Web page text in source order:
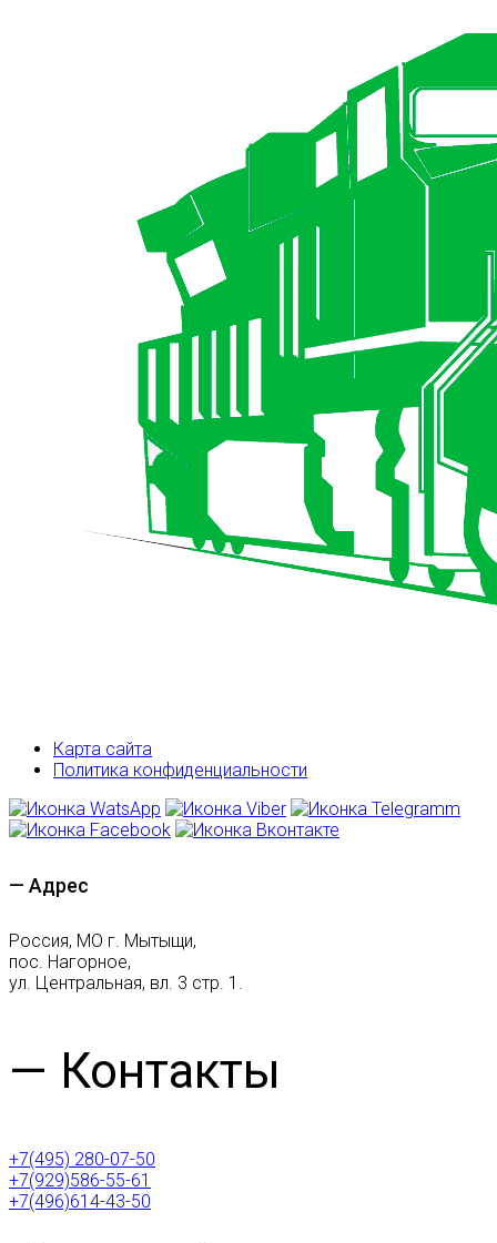
Карта сайта
Политика конфиденциальности
— Адрес
Россия, МО г. Мытыщи,
пос. Нагорное,
ул. Центральная, вл. 3 стр. 1.
— Контакты
+7(495) 280-07-50
+7(929)586-55-61
+7(496)614-43-50